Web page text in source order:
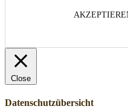
Close
Datenschutzübersicht